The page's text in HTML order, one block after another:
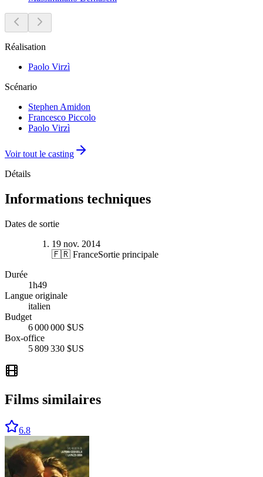
Réalisation
Paolo Virzì
Scénario
Stephen Amidon
Francesco Piccolo
Paolo Virzì
Voir tout le casting
Détails
Informations techniques
Dates de sortie
19 nov. 2014
🇫🇷 FranceSortie principale
Durée
1h49
Langue originale
italien
Budget
6 000 000 $US
Box-office
5 809 330 $US
Films similaires
6.8